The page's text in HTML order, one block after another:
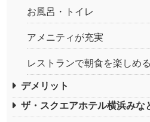
お風呂・トイレ
アメニティが充実
レストランで朝食を楽しめる
デメリット
ザ・スクエアホテル横浜みな